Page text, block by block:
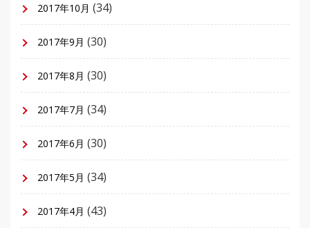
2017年10月 (34)
2017年9月 (30)
2017年8月 (30)
2017年7月 (34)
2017年6月 (30)
2017年5月 (34)
2017年4月 (43)